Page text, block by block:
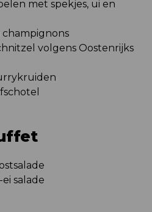
met spekjes, ui en
volgens Oostenrijks
salade